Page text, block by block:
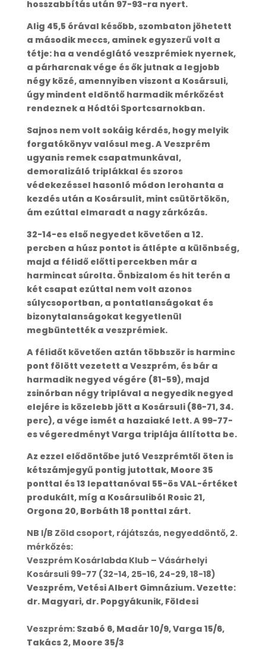
hosszabbítás után 97-93-ra nyert.
Alig 45,5 órával később, szombaton jöhetett
a második meccs, aminek egyszerű volt a
tétje: ha a vendéglátó veszprémiek nyernek,
a párharcnak vége és ők jutnak a legjobb
négy közé, amennyiben viszont a Kosársuli,
úgy mindent eldöntő harmadik mérkőzést
rendeznek a Hódtói Sportcsarnokban.
Sajnos nem volt sokáig kérdés, hogy melyik
forgatókönyv valósul meg. A Veszprém
ugyanis remek csapatmunkával,
demoralizáló triplákkal és szoros
védekezéssel hasonló módon lerohanta a
kezdés után a Kosársulit, mint csütörtökön,
ám ezúttal elmaradt a nagy zárkózás.
32-14-es első negyedet követően a 12.
percben a húsz pontot is átlépte a különbség,
majd a félidő előtti percekben már a
harmincat súrolta. Önbizalom és hit terén a
két csapat ezúttal nem volt azonos
súlycsoportban, a pontatlanságokat és
bizonytalanságokat kegyetlenül
megbüntették a veszprémiek.
A félidőt követően aztán többször is harminc
pont fölött vezetett a Veszprém, és bár a
harmadik negyed végére (81-59), majd
zsinórban négy triplával a negyedik negyed
elejére is közelebb jött a Kosársuli (86-71, 34.
perc), a vége ismét a hazaiaké lett. A 99-77-
es végeredményt Varga triplája állította be.
Az ezzel elődöntőbe jutó Veszprémtől öten is
kétszámjegyű pontig jutottak, Moore 35
ponttal és 13 lepattanóval 55-ös VAL-értéket
produkált, míg a Kosársuliból Rosic 21,
Orgona 20, Borbáth 18 ponttal zárt.
NB I/B Zöld csoport, rájátszás, negyeddöntő, 2.
mérkőzés:
Veszprém Kosárlabda Klub – Vásárhelyi
Kosársuli 99-77 (32-14, 25-16, 24-29, 18-18)
Veszprém, Vetési Albert Gimnázium. Vezette:
dr. Magyari, dr. Popgyákunik, Földesi
Veszprém: Szabó 6, Madár 10/9, Varga 15/6,
Takács 2, Moore 35/3